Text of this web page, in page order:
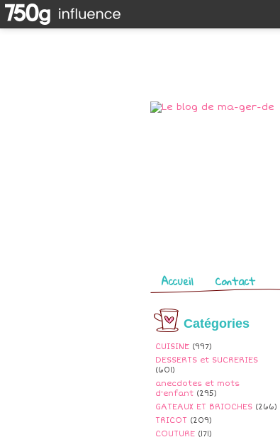
Pages
Accueil Contact
Catégories
CUISINE (997)
DESSERTS et SUCRERIES
(601)
anecdotes et mots
d'enfant (295)
GATEAUX ET BRIOCHES (266)
TRICOT (209)
COUTURE (171)